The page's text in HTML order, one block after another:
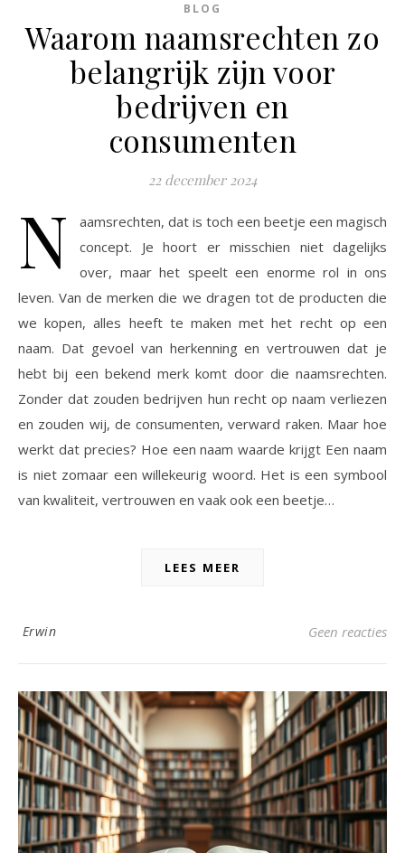
BLOG
Waarom naamsrechten zo
belangrijk zijn voor
bedrijven en
consumenten
22 december 2024
N
aamsrechten, dat is toch een beetje een magisch
concept. Je hoort er misschien niet dagelijks
over, maar het speelt een enorme rol in ons
leven. Van de merken die we dragen tot de producten die
we kopen, alles heeft te maken met het recht op een
naam. Dat gevoel van herkenning en vertrouwen dat je
hebt bij een bekend merk komt door die naamsrechten.
Zonder dat zouden bedrijven hun recht op naam verliezen
en zouden wij, de consumenten, verward raken. Maar hoe
werkt dat precies? Hoe een naam waarde krijgt Een naam
is niet zomaar een willekeurig woord. Het is een symbool
van kwaliteit, vertrouwen en vaak ook een beetje…
LEES MEER
Erwin Geen reacties